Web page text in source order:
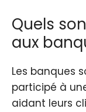
Quels
aux
Les banques
participé à
aidant leurs